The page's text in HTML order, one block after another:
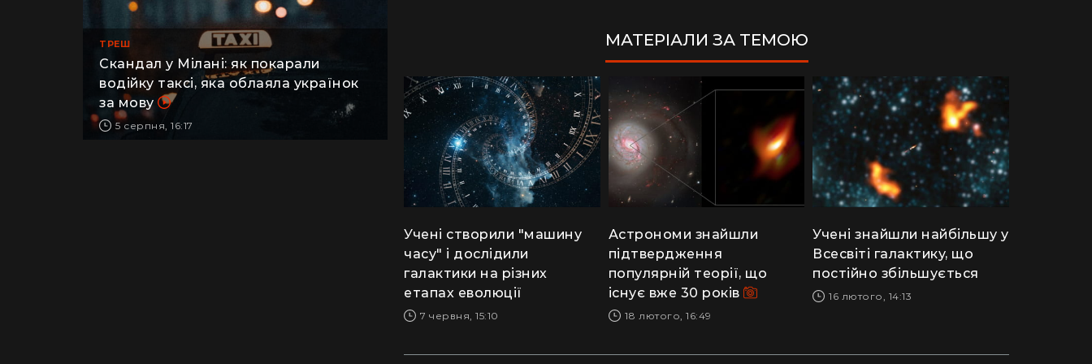
ТРЕШ
Скандал у Мілані: як покарали
водійку таксі, яка облаяла українок
за мову
МАТЕРІАЛИ ЗА ТЕМОЮ
Учені створили "машину
часу" і дослідили
галактики на різних
етапах еволюції
7 червня, 15:10
Астрономи знайшли
підтвердження
популярній теорії, що
існує вже 30 років
18 лютого, 16:49
Учені знайшли найбільшу у
Всесвіті галактику, що
постійно збільшується
16 лютого, 14:13